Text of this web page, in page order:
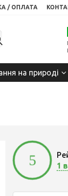
/ ОПЛАТА
на природі
5
1